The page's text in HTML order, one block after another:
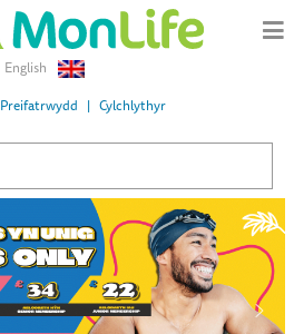
English
Preifatrwydd Cylchlythyr